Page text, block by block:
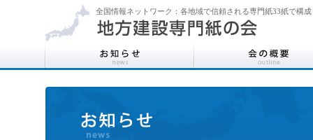
全国情報ネットワーク：各地域で信頼される専門紙33紙で構成